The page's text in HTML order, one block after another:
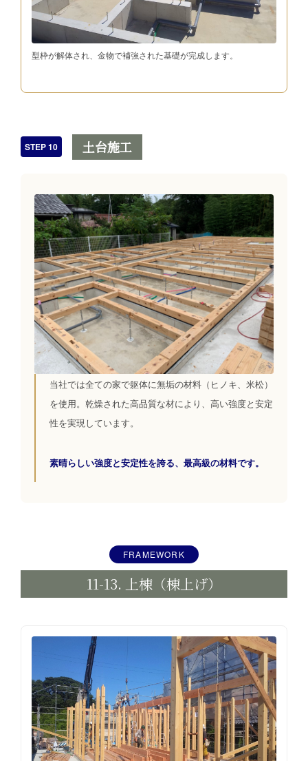
型枠が解体され、金物で補強された基礎が完成します。
STEP 10 土台施工
当社では全ての家で躯体に無垢の材料（ヒノキ、米松）
を使用。乾燥された高品質な材により、高い強度と安定
性を実現しています。
素晴らしい強度と安定性を誇る、最高級の材料です。
FRAMEWORK
11-13. 上棟（棟上げ）